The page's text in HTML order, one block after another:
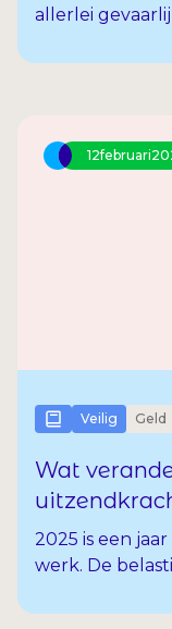
allerlei
met
12februari
Veilig Geld
Wat
2025 is een
werk. De
minimumloon